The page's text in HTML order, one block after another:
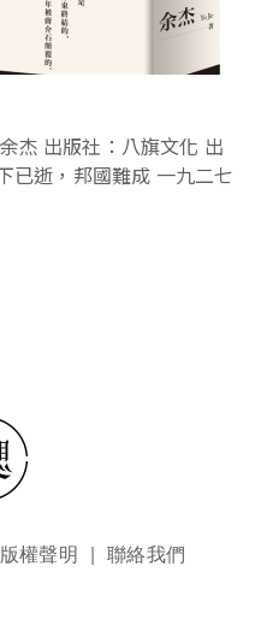
杰 出版社：八旗文化 出
已逝，邦國難成 一九二七
版權聲明 聯絡我們